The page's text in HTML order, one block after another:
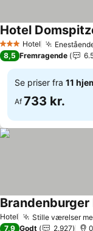
3 StjernerHotel
Hotel
8,5 Fremragende
Se priser fra 11
Af 733 kr.
Hotel Stille værelser
Brandenburger
7,9 Godt 2.927